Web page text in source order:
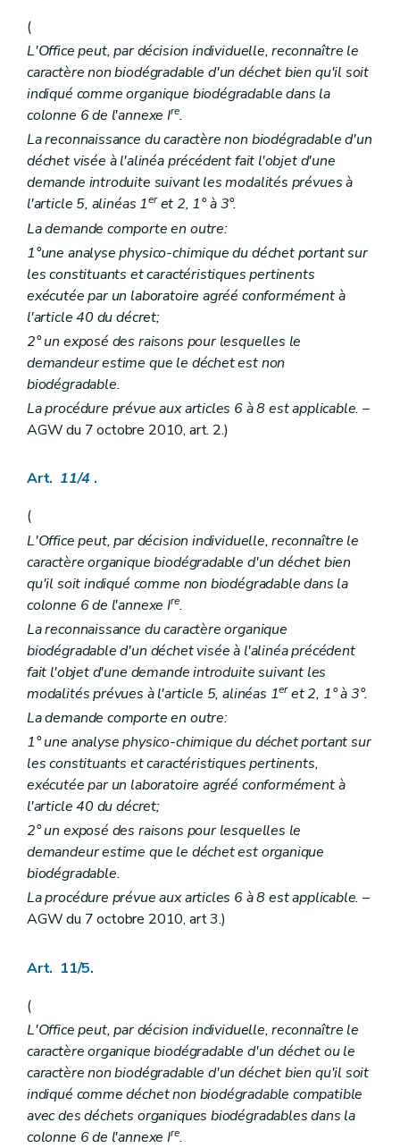
(
L'Office peut, par décision individuelle, reconnaître le
caractère non biodégradable d'un déchet bien qu'il soit
indiqué comme organique biodégradable dans la
colonne 6 de l'annexe Ire.
La reconnaissance du caractère non biodégradable d'un
déchet visée à l'alinéa précédent fait l'objet d'une
demande introduite suivant les modalités prévues à
l'article 5, alinéas 1eret 2, 1° à 3°.
La demande comporte en outre:
1°une analyse physico-chimique du déchet portant sur
les constituants et caractéristiques pertinents
exécutée par un laboratoire agréé conformément à
l'article 40 du décret;
2° un exposé des raisons pour lesquelles le
demandeur estime que le déchet est non
biodégradable.
La procédure prévue aux articles 6 à 8 est applicable. –
AGW du 7 octobre 2010, art. 2.)
Art. 11/4 .
(
L'Office peut, par décision individuelle, reconnaître le
caractère organique biodégradable d'un déchet bien
qu'il soit indiqué comme non biodégradable dans la
colonne 6 de l'annexe Ire.
La reconnaissance du caractère organique
biodégradable d'un déchet visée à l'alinéa précédent
fait l'objet d'une demande introduite suivant les
modalités prévues à l'article 5, alinéas 1eret 2, 1° à 3°.
La demande comporte en outre:
1° une analyse physico-chimique du déchet portant sur
les constituants et caractéristiques pertinents,
exécutée par un laboratoire agréé conformément à
l'article 40 du décret;
2° un exposé des raisons pour lesquelles le
demandeur estime que le déchet est organique
biodégradable.
La procédure prévue aux articles 6 à 8 est applicable. –
AGW du 7 octobre 2010, art 3.)
Art. 11/5.
(
L'Office peut, par décision individuelle, reconnaître le
caractère organique biodégradable d'un déchet ou le
caractère non biodégradable d'un déchet bien qu'il soit
indiqué comme déchet non biodégradable compatible
avec des déchets organiques biodégradables dans la
colonne 6 de l'annexe Ire.